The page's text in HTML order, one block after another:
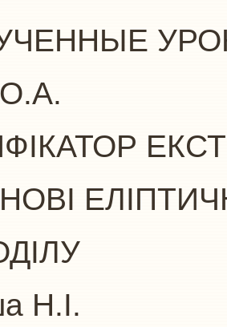
О.А.
Н.І.